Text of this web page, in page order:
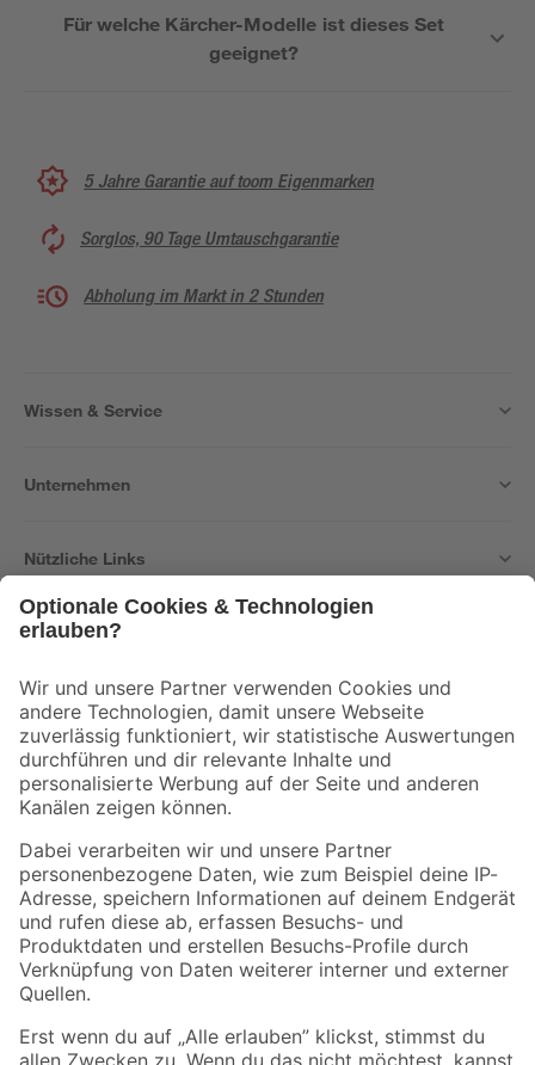
Für welche Kärcher-Modelle ist dieses Set
geeignet?
5 Jahre Garantie auf toom Eigenmarken
Sorglos, 90 Tage Umtauschgarantie
Abholung im Markt in 2 Stunden
Wissen & Service
Unternehmen
Nützliche Links
Der toom Newsletter: Keine Angebote und Aktionen mehr verpassen!
Zur Newsletter Anmeldung
Folge uns
Zahlungsarten Versandarten
Sicher einkaufen